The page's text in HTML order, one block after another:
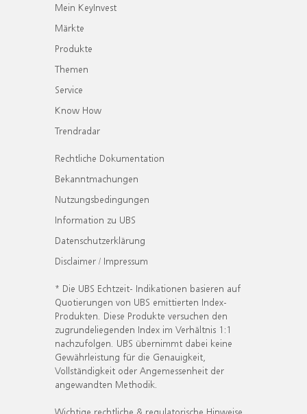
Mein KeyInvest
Märkte
Produkte
Themen
Service
Know How
Trendradar
Rechtliche Dokumentation
Bekanntmachungen
Nutzungsbedingungen
Information zu UBS
Datenschutzerklärung
Disclaimer / Impressum
* Die UBS Echtzeit- Indikationen basieren auf
Quotierungen von UBS emittierten Index-
Produkten. Diese Produkte versuchen den
zugrundeliegenden Index im Verhältnis 1:1
nachzufolgen. UBS übernimmt dabei keine
Gewährleistung für die Genauigkeit,
Vollständigkeit oder Angemessenheit der
angewandten Methodik.